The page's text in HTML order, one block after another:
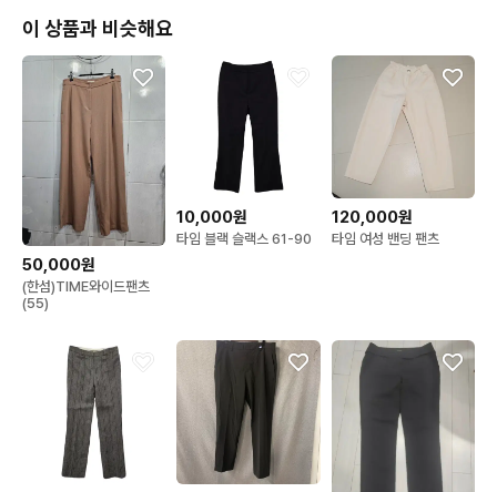
디자인: 언제 어디서나 가장 시크하고 오피셜하며 안색을 날씬해
보이게 만들어 주는 오리지널 블랙톤(검정색) 컬러입니다. 유행을
전혀 타지 않는 미니멀하고 정갈한 미디 디자인 베이스에 타임 브
랜드 특유의 감각적이고 고급스러운 감성이 융합되어 독보적인 아
우라를 완성해 줍니다. 단품 하나만 툭 걸쳐 입어도 흐릿하지 않고
세련된 무드가 살아나 무난하게 코디 가능한 인기 있는 스타일, 디
자인의 추천하는 최고의 최고의 아이템입니다.
핏팅: 일상 속 '꾸안꾸' 데일리 시티 룩부터 격식 있는 자리에 어울
리는 출근 룩(오피스 비즈니스 캐주얼), 주말 데이트 룩, 하객 룩까
지 경계 없이 전천후 활용 가능한 사계절 만능 하의 치트키입니다.
🧶 제품 컨디션 (우수)
브랜드 명성답게 큰 하자 없이 전반적으로 아주 깨끗하게 관리된
우수한 컨디션 제품입니다.
블랙톤 의류에서 가장 취약하고 오염되기 쉬운 허리 안쪽 라인의
이 상품과 비슷해요
50,000원
(한섬)TIME와이드팬츠
(55)
10,000원
타임 블랙 슬랙스 61-90
120,000원
타임 여성 밴딩 팬츠